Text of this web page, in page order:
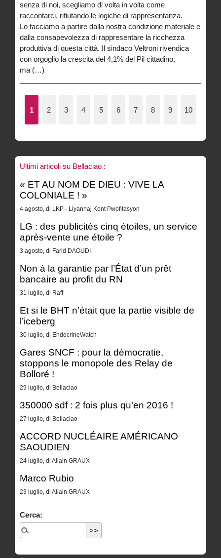
senza di noi, scegliamo di volta in volta come
raccontarci, rifiutando le logiche di rappresentanza.
Lo facciamo a partire dalla nostra condizione materiale e
dalla consapevolezza di rappresentare la ricchezza
produttiva di questa città. Il sindaco Veltroni rivendica
con orgoglio la crescita del 4,1% del Pil cittadino,
ma (…)
1 2 3 4 5 6 7 8 9 10
Ultimi articoli su Bellaciao :
« ET AU NOM DE DIEU : VIVE LA
COLONIALE ! »
4 agosto, di LKP - Liyannaj Kont Pwofitasyon
LG : des publicités cinq étoiles, un service
après-vente une étoile ?
3 agosto, di Farid DAOUDI
Non à la garantie par l’État d’un prêt
bancaire au profit du RN
31 luglio, di Raff
Et si le BHT n’était que la partie visible de
l’iceberg
30 luglio, di EndocrineWatch
Gares SNCF : pour la démocratie,
stoppons le monopole des Relay de
Bolloré !
29 luglio, di Bellaciao
350000 sdf : 2 fois plus qu’en 2016 !
27 luglio, di Bellaciao
ACCORD NUCLÉAIRE AMÉRICANO
SAOUDIEN
24 luglio, di Allain GRAUX
Marco Rubio
23 luglio, di Allain GRAUX
Cerca: